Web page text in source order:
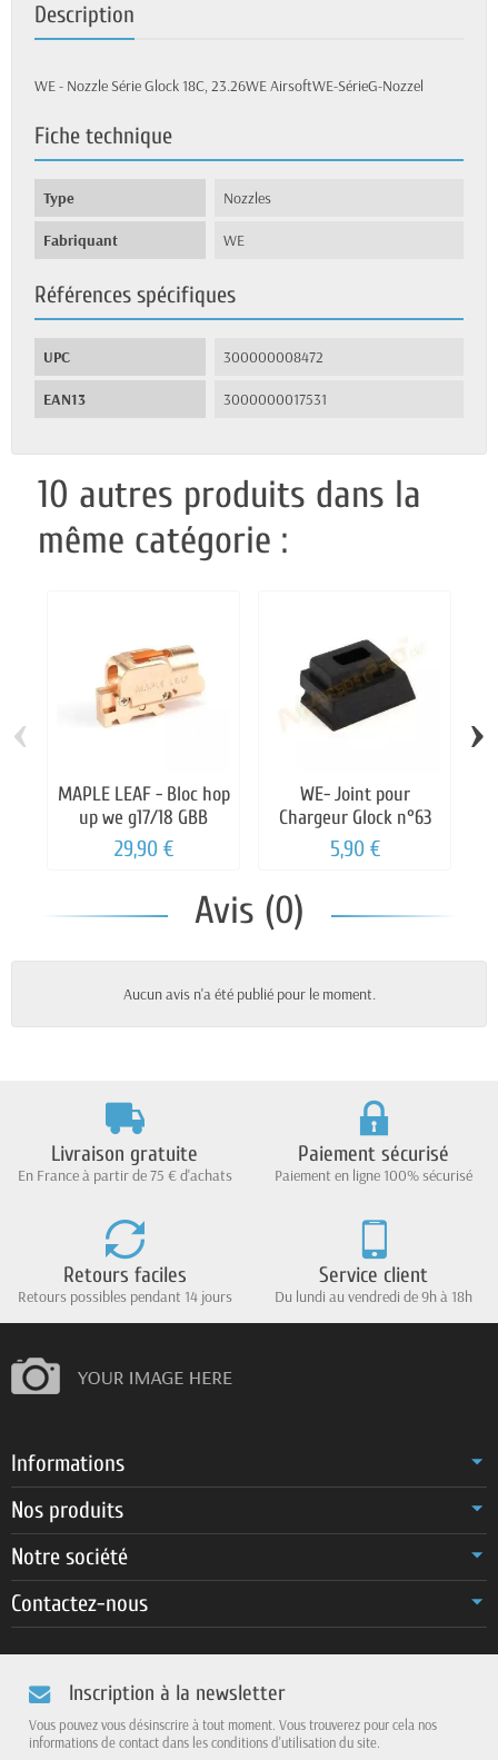
Description
WE - Nozzle Série Glock 18C, 23.26WE AirsoftWE-SérieG-Nozzel
Fiche technique
Type Nozzles
Fabriquant WE
Références spécifiques
UPC 300000008472
EAN13 3000000017531
10 autres produits dans la
même catégorie :
MAPLE LEAF - Bloc hop
up we g17/18 GBB
29,90 €
WE- Joint pour
Chargeur Glock n°63
5,90 €
‹ ›
Avis (0)
Aucun avis n'a été publié pour le moment.
Livraison gratuite
En France à partir de 75 € d'achats
Paiement sécurisé
Paiement en ligne 100% sécurisé
Retours faciles
Retours possibles pendant 14 jours
Service client
Du lundi au vendredi de 9h à 18h
Informations
Nos produits
Notre société
Contactez-nous
Inscription à la newsletter
Vous pouvez vous désinscrire à tout moment. Vous trouverez pour cela nos
informations de contact dans les conditions d'utilisation du site.